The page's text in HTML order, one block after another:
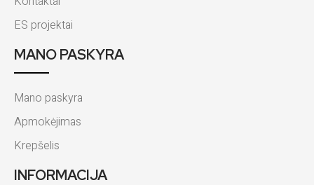
ES projektai
MANO PASKYRA
Mano paskyra
Apmokėjimas
Krepšelis
INFORMACIJA